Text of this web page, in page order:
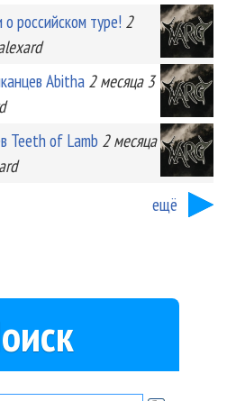
о российском туре! 2
Abitha 2 месяца 3
Teeth of Lamb 2 месяца
ещё